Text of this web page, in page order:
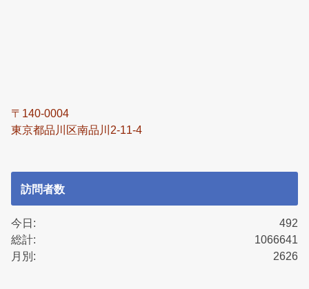
〒140-0004
東京都品川区南品川2-11-4
訪問者数
492
今日:
1066641
総計:
2626
月別: